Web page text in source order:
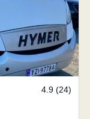
4.9 (24)